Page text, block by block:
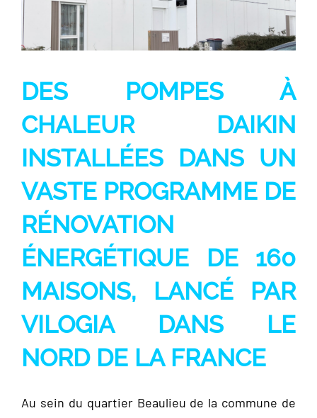
DES POMPES À
CHALEUR DAIKIN
INSTALLÉES DANS UN
VASTE PROGRAMME DE
RÉNOVATION
ÉNERGÉTIQUE DE 160
MAISONS, LANCÉ PAR
VILOGIA DANS LE
NORD DE LA FRANCE
Au sein du quartier Beaulieu de la commune de